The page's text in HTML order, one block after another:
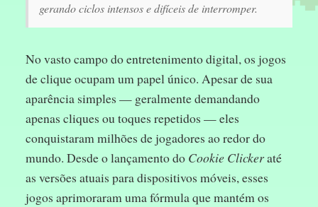
gerando ciclos intensos e difíceis de interromper.
No vasto campo do entretenimento digital, os jogos
de clique ocupam um papel único. Apesar de sua
aparência simples — geralmente demandando
apenas cliques ou toques repetidos — eles
conquistaram milhões de jogadores ao redor do
mundo. Desde o lançamento do Cookie Clickeraté
as versões atuais para dispositivos móveis, esses
jogos aprimoraram uma fórmula que mantém os